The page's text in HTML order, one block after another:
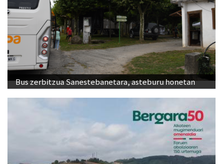
Bus zerbitzua Sanestebanetara, asteburu honetan